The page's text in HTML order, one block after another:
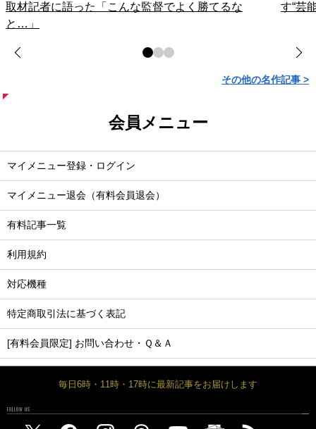
取材記者に語った「こんな監督でよく勝てるな
と…」
す“芸
その他の名作記事 >
会員メニュー
マイメニュー登録・ログイン
マイメニュー退会（有料会員退会）
有料記事一覧
利用規約
対応機種
特定商取引法に基づく表記
[有料会員限定] お問い合わせ・Ｑ＆Ａ
毎日6時・11時・17時に最新記事をお届けします
FOLLOW US